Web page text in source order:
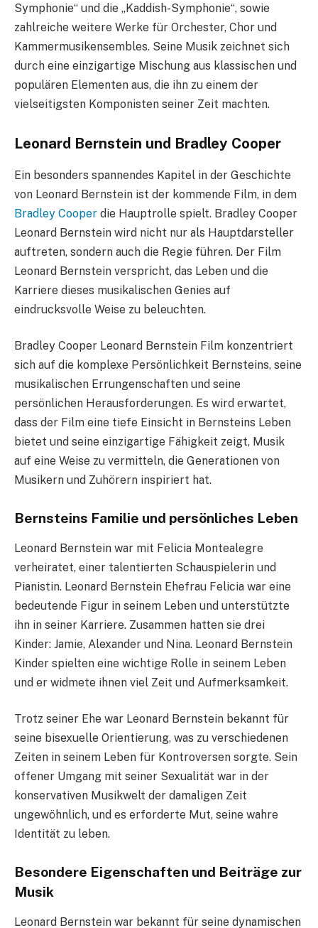
Symphonie“ und die „Kaddish-Symphonie“, sowie
zahlreiche weitere Werke für Orchester, Chor und
Kammermusikensembles. Seine Musik zeichnet sich
durch eine einzigartige Mischung aus klassischen und
populären Elementen aus, die ihn zu einem der
vielseitigsten Komponisten seiner Zeit machten.
Leonard Bernstein und Bradley Cooper
Ein besonders spannendes Kapitel in der Geschichte
von Leonard Bernstein ist der kommende Film, in dem
Bradley Cooper die Hauptrolle spielt. Bradley Cooper
Leonard Bernstein wird nicht nur als Hauptdarsteller
auftreten, sondern auch die Regie führen. Der Film
Leonard Bernstein verspricht, das Leben und die
Karriere dieses musikalischen Genies auf
eindrucksvolle Weise zu beleuchten.
Bradley Cooper Leonard Bernstein Film konzentriert
sich auf die komplexe Persönlichkeit Bernsteins, seine
musikalischen Errungenschaften und seine
persönlichen Herausforderungen. Es wird erwartet,
dass der Film eine tiefe Einsicht in Bernsteins Leben
bietet und seine einzigartige Fähigkeit zeigt, Musik
auf eine Weise zu vermitteln, die Generationen von
Musikern und Zuhörern inspiriert hat.
Bernsteins Familie und persönliches Leben
Leonard Bernstein war mit Felicia Montealegre
verheiratet, einer talentierten Schauspielerin und
Pianistin. Leonard Bernstein Ehefrau Felicia war eine
bedeutende Figur in seinem Leben und unterstützte
ihn in seiner Karriere. Zusammen hatten sie drei
Kinder: Jamie, Alexander und Nina. Leonard Bernstein
Kinder spielten eine wichtige Rolle in seinem Leben
und er widmete ihnen viel Zeit und Aufmerksamkeit.
Trotz seiner Ehe war Leonard Bernstein bekannt für
seine bisexuelle Orientierung, was zu verschiedenen
Zeiten in seinem Leben für Kontroversen sorgte. Sein
offener Umgang mit seiner Sexualität war in der
konservativen Musikwelt der damaligen Zeit
ungewöhnlich, und es erforderte Mut, seine wahre
Identität zu leben.
Besondere Eigenschaften und Beiträge zur
Musik
Leonard Bernstein war bekannt für seine dynamischen